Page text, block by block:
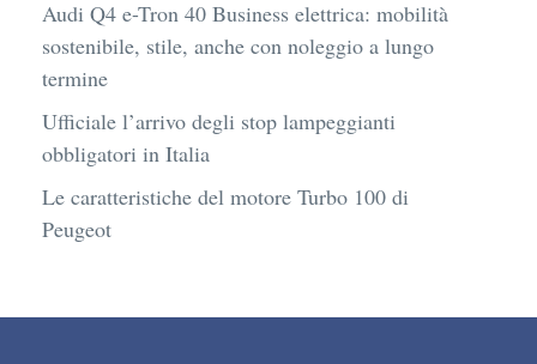
Audi Q4 e-Tron 40 Business elettrica: mobilità
sostenibile, stile, anche con noleggio a lungo
termine
Ufficiale l’arrivo degli stop lampeggianti
obbligatori in Italia
Le caratteristiche del motore Turbo 100 di
Peugeot